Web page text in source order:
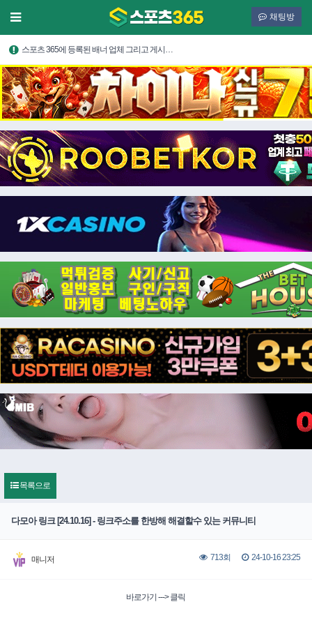
채팅방
스포츠 365에 등록된 배너 업체 그리고 게시…
목록으로
다모아 링크 [24.10.16] - 링크주소를 한방해 해결할수 있는 커뮤니티
매니저 713회 24-10-16 23:25
바로가기 ---> 클릭